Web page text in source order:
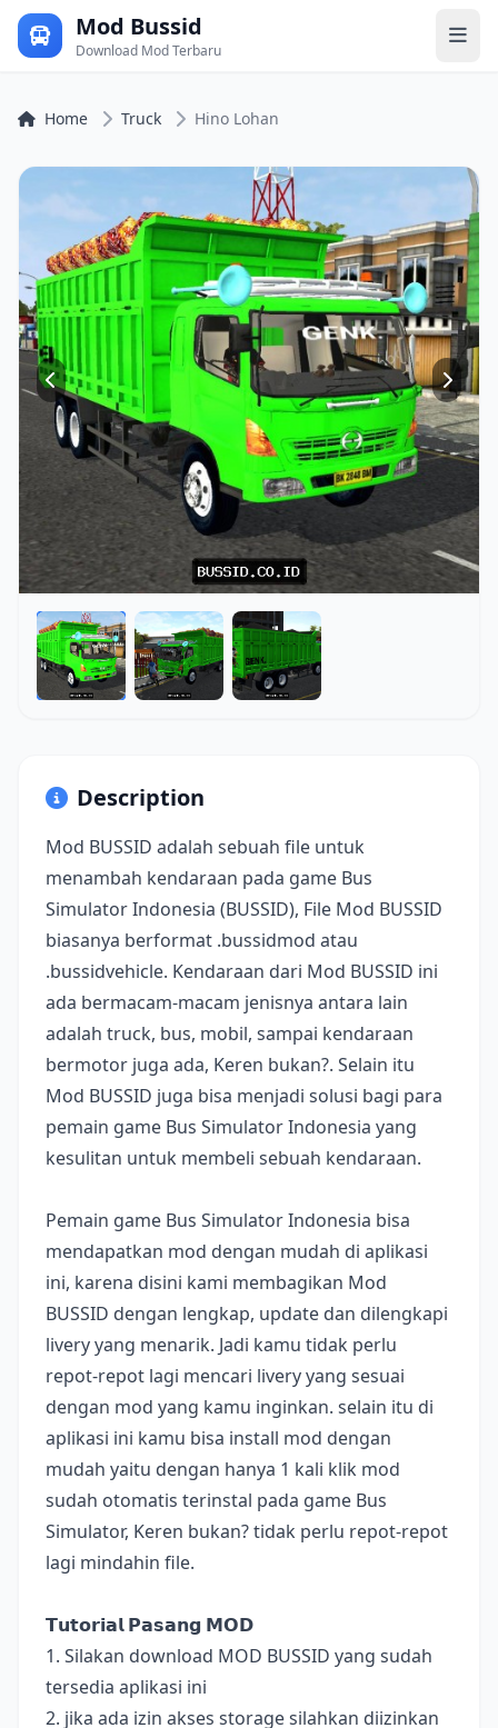
Mod Bussid
Download Mod Terbaru
Home Truck Hino Lohan
Description
Mod BUSSID adalah sebuah file untuk
menambah kendaraan pada game Bus
Simulator Indonesia (BUSSID), File Mod BUSSID
biasanya berformat .bussidmod atau
.bussidvehicle. Kendaraan dari Mod BUSSID ini
ada bermacam-macam jenisnya antara lain
adalah truck, bus, mobil, sampai kendaraan
bermotor juga ada, Keren bukan?. Selain itu
Mod BUSSID juga bisa menjadi solusi bagi para
pemain game Bus Simulator Indonesia yang
kesulitan untuk membeli sebuah kendaraan.
Pemain game Bus Simulator Indonesia bisa
mendapatkan mod dengan mudah di aplikasi
ini, karena disini kami membagikan Mod
BUSSID dengan lengkap, update dan dilengkapi
livery yang menarik. Jadi kamu tidak perlu
repot-repot lagi mencari livery yang sesuai
dengan mod yang kamu inginkan. selain itu di
aplikasi ini kamu bisa install mod dengan
mudah yaitu dengan hanya 1 kali klik mod
sudah otomatis terinstal pada game Bus
Simulator, Keren bukan? tidak perlu repot-repot
lagi mindahin file.
𝗧𝘂𝘁𝗼𝗿𝗶𝗮𝗹 𝗣𝗮𝘀𝗮𝗻𝗴 𝗠𝗢𝗗
1. Silakan download MOD BUSSID yang sudah
tersedia aplikasi ini
2. jika ada izin akses storage silahkan diizinkan